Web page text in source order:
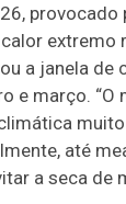
provocado
a janela de
e março. “O
até
a seca de